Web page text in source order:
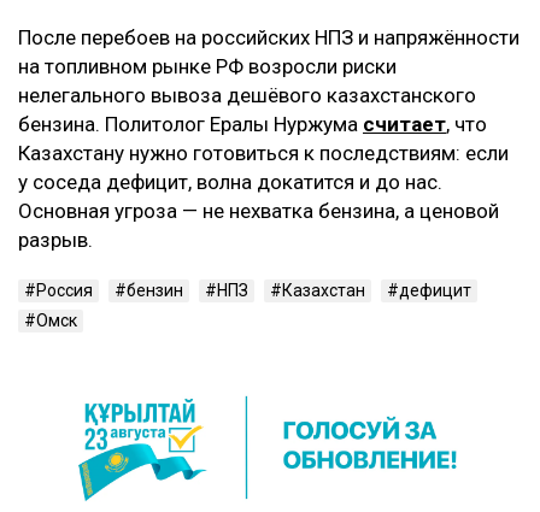
После перебоев на российских НПЗ и напряжённости
на топливном рынке РФ возросли риски
нелегального вывоза дешёвого казахстанского
бензина. Политолог Ералы Нуржума считает, что
Казахстану нужно готовиться к последствиям: если
у соседа дефицит, волна докатится и до нас.
Основная угроза — не нехватка бензина, а ценовой
разрыв.
Россия бензин НПЗ Казахстан
дефицит
Омск